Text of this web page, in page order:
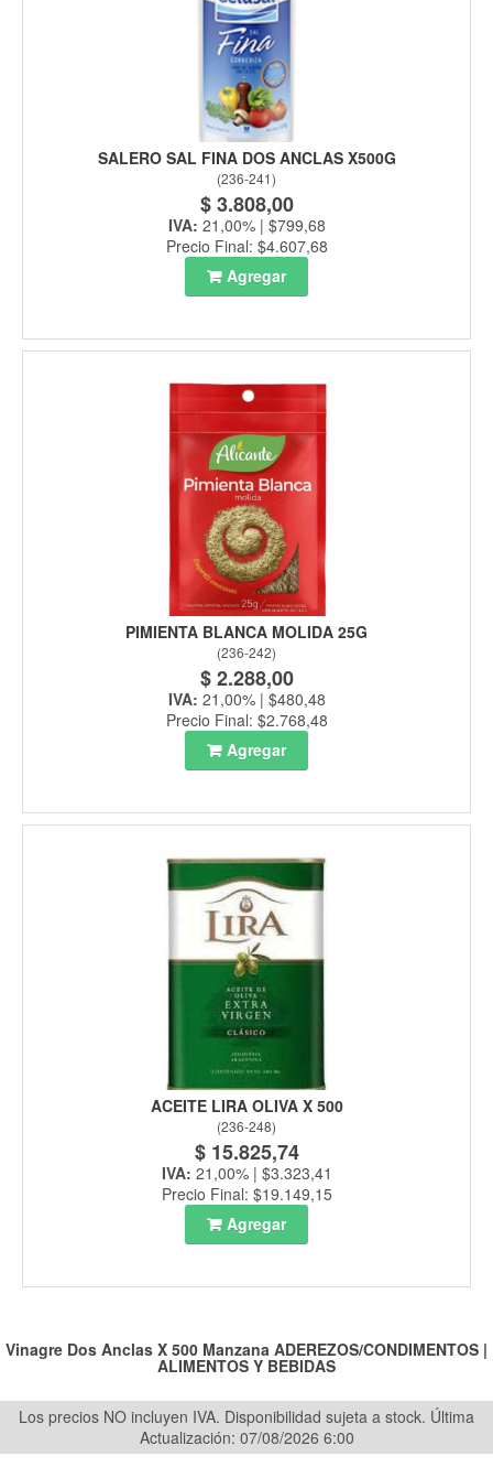
SALERO SAL FINA DOS ANCLAS X500G
(236-241)
$ 3.808,00
IVA: 21,00% | $799,68
Precio Final: $4.607,68
Agregar
PIMIENTA BLANCA MOLIDA 25G
(236-242)
$ 2.288,00
IVA: 21,00% | $480,48
Precio Final: $2.768,48
Agregar
ACEITE LIRA OLIVA X 500
(236-248)
$ 15.825,74
IVA: 21,00% | $3.323,41
Precio Final: $19.149,15
Agregar
Vinagre Dos Anclas X 500 Manzana ADEREZOS/CONDIMENTOS |
ALIMENTOS Y BEBIDAS
Los precios NO incluyen IVA. Disponibilidad sujeta a stock. Última
Actualización: 07/08/2026 6:00